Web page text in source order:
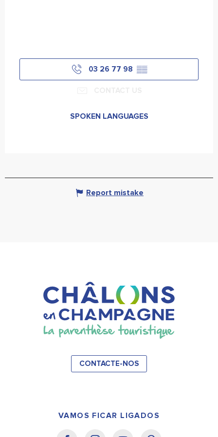
03 26 77 98 ▒▒
SPOKEN LANGUAGESSPOKEN LANGUAGES
Report mistake
CONTACTE-NOS
VAMOS FICAR LIGADOS